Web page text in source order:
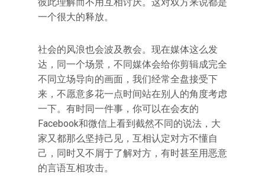
一个很大的释放。
社会的风浪也会波及教会。现在媒体这么发
达，同一个场景，不同媒体会给你剪辑成完全
不同立场导向的画面，我们经常全盘接受下
来，不愿意多花一点时间站在别人的角度考虑
一下。有时同一件事，你可以在会友的
Facebook和微信上看到截然不同的说法，大
家又都那么坚持己见，互相认定对方不懂自
己，同时又不屑于了解对方，有时甚至用恶意
的言语互相攻击。